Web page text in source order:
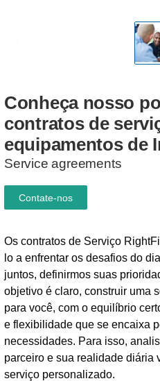
Conheça nosso
contratos de
equipamentos de
Service agreements
Os contratos de Serviço
lo a enfrentar os desafios do
juntos, definirmos suas
objetivo é claro, construir uma
para você, com o equilíbrio
e flexibilidade que se encaixa
necessidades. Para isso,
parceiro e sua realidade diária
serviço personalizado.
Contate-nos